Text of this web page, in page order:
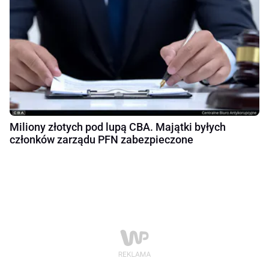
Miliony złotych pod lupą CBA. Majątki byłych
członków zarządu PFN zabezpieczone